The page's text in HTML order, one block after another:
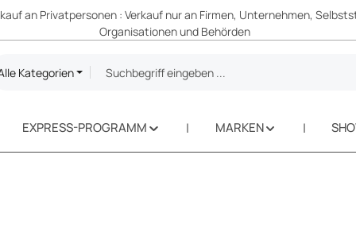
an Privatpersonen : Verkauf nur an Firmen, Unternehmen,
Organisationen und Behörden
Kategorien
EXPRESS-PROGRAMM MARKEN